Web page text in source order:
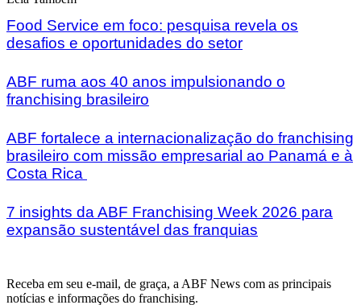
Food Service em foco: pesquisa revela os
desafios e oportunidades do setor
ABF ruma aos 40 anos impulsionando o
franchising brasileiro
ABF fortalece a internacionalização do franchising
brasileiro com missão empresarial ao Panamá e à
Costa Rica
7 insights da ABF Franchising Week 2026 para
expansão sustentável das franquias
Receba em seu e-mail, de graça, a ABF News com as principais
notícias e informações do franchising.